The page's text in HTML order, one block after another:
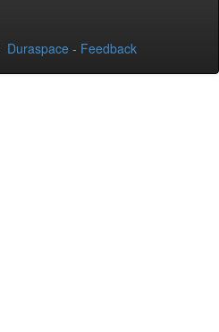
Duraspace - Feedback